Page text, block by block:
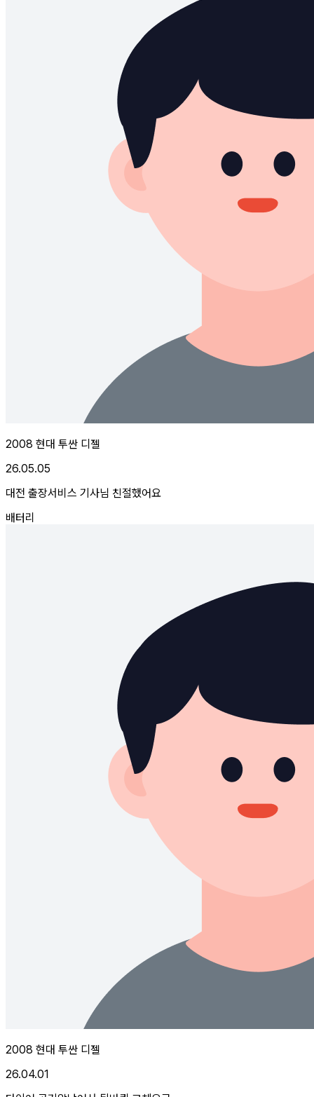
2008 현대 투싼 디젤
26.05.05
대전 출장서비스 기사님 친절했어요
배터리
2008 현대 투싼 디젤
26.04.01